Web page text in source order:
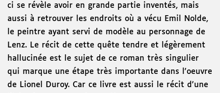
ci se révèle avoir en grande partie inventés, mais
aussi à retrouver les endroits où a vécu Emil Nolde,
le peintre ayant servi de modèle au personnage de
Lenz. Le récit de cette quête tendre et légèrement
hallucinée est le sujet de ce roman très singulier
qui marque une étape très importante dans l'oeuvre
de Lionel Duroy. Car ce livre est aussi le récit d'une